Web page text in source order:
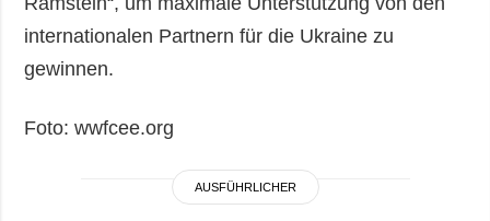
internationalen Partnern für die Ukraine zu
gewinnen.
Foto: wwfcee.org
AUSFÜHRLICHER